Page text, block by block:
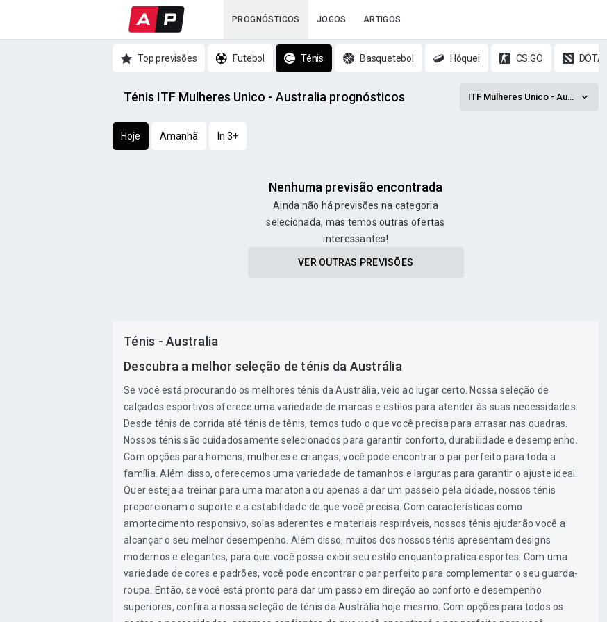
PROGNÓSTICOS JOGOS ARTIGOS
Top previsões Futebol Ténis Basquetebol Hóquei CS:GO DOTA 2
Ténis ITF Mulheres Unico - Australia prognósticos ITF Mulheres Unico - Australia
Hoje Amanhã In 3+
Nenhuma previsão encontrada
Ainda não há previsões na categoria
selecionada, mas temos outras ofertas
interessantes!
VER OUTRAS PREVISÕES
Ténis - Australia
Descubra a melhor seleção de ténis da Austrália
Se você está procurando os melhores ténis da Austrália, veio ao lugar certo. Nossa seleção de
calçados esportivos oferece uma variedade de marcas e estilos para atender às suas necessidades.
Desde ténis de corrida até ténis de tênis, temos tudo o que você precisa para arrasar nas quadras.
Nossos ténis são cuidadosamente selecionados para garantir conforto, durabilidade e desempenho.
Com opções para homens, mulheres e crianças, você pode encontrar o par perfeito para toda a
família. Além disso, oferecemos uma variedade de tamanhos e larguras para garantir o ajuste ideal.
Quer esteja a treinar para uma maratona ou apenas a dar um passeio pela cidade, nossos ténis
proporcionam o suporte e a estabilidade de que você precisa. Com características como
amortecimento responsivo, solas aderentes e materiais respiráveis, nossos ténis ajudarão você a
alcançar o seu melhor desempenho. Além disso, muitos dos nossos ténis apresentam designs
modernos e elegantes, para que você possa exibir seu estilo enquanto pratica esportes. Com uma
variedade de cores e padrões, você pode encontrar o par perfeito para complementar o seu guarda-
roupa. Então, se você está pronto para dar um passo em direção ao conforto e desempenho
superiores, confira a nossa seleção de ténis da Austrália hoje mesmo. Com opções para todos os